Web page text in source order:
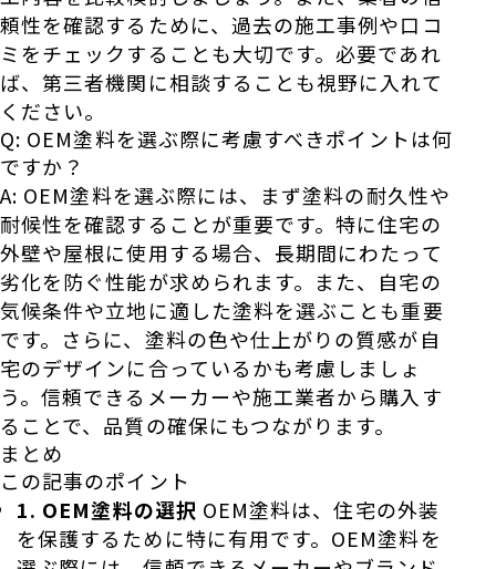
頼性を確認するために、過去の施工事例や口コ
ミをチェックすることも大切です。必要であれ
ば、第三者機関に相談することも視野に入れて
ください。
Q: OEM塗料を選ぶ際に考慮すべきポイントは何
ですか？
A: OEM塗料を選ぶ際には、まず塗料の耐久性や
耐候性を確認することが重要です。特に住宅の
外壁や屋根に使用する場合、長期間にわたって
劣化を防ぐ性能が求められます。また、自宅の
気候条件や立地に適した塗料を選ぶことも重要
です。さらに、塗料の色や仕上がりの質感が自
宅のデザインに合っているかも考慮しましょ
う。信頼できるメーカーや施工業者から購入す
ることで、品質の確保にもつながります。
まとめ
この記事のポイント
1. OEM塗料の選択 OEM塗料は、住宅の外装
を保護するために特に有用です。OEM塗料を